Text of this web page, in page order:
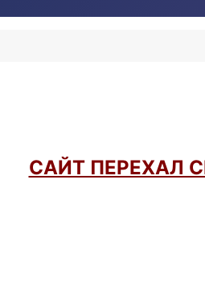
САЙТ ПЕРЕХАЛ